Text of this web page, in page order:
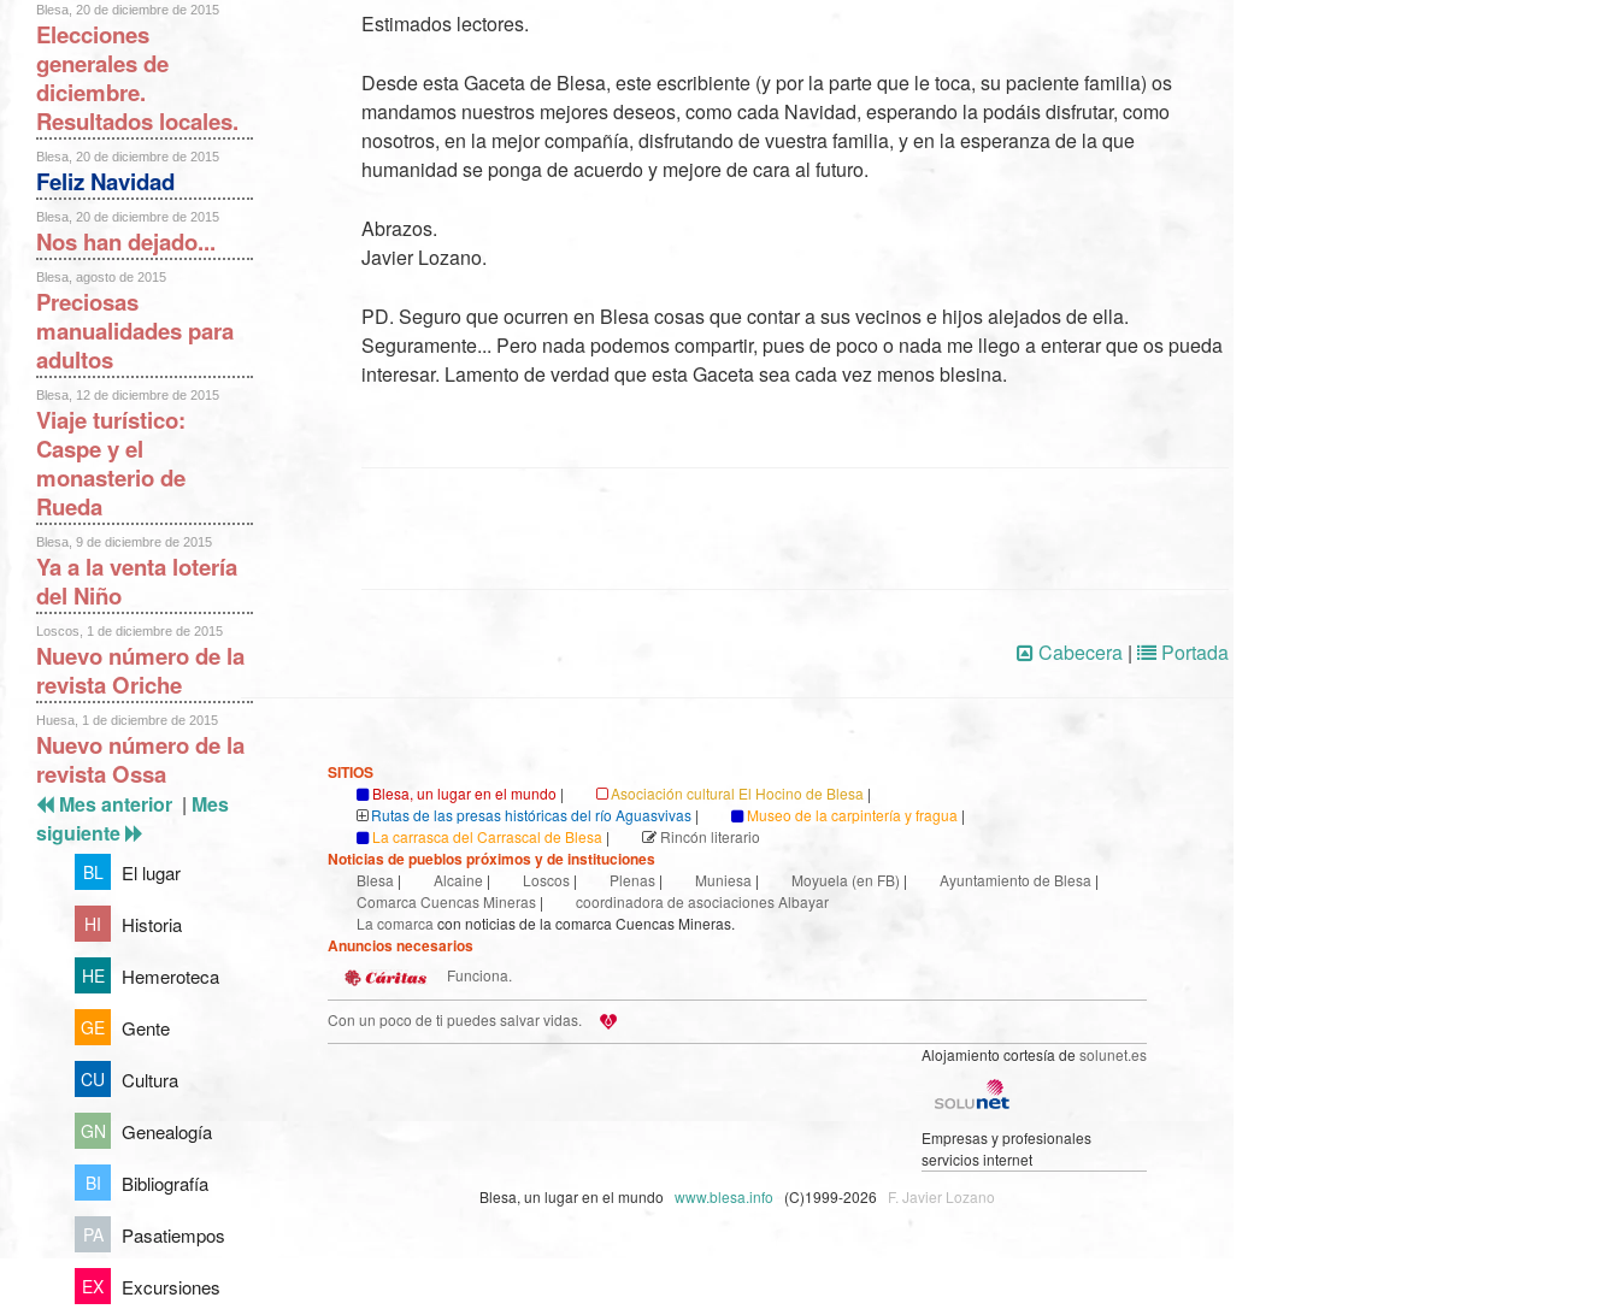
Estimados lectores.
Desde esta Gaceta de Blesa, este escribiente (y por la parte que le toca, su paciente familia) os
mandamos nuestros mejores deseos, como cada Navidad, esperando la podáis disfrutar, como
nosotros, en la mejor compañía, disfrutando de vuestra familia, y en la esperanza de la que
humanidad se ponga de acuerdo y mejore de cara al futuro.
Abrazos.
Javier Lozano.
PD. Seguro que ocurren en Blesa cosas que contar a sus vecinos e hijos alejados de ella.
Seguramente... Pero nada podemos compartir, pues de poco o nada me llego a enterar que os pueda
interesar. Lamento de verdad que esta Gaceta sea cada vez menos blesina.
Cabecera | Portada
Blesa, 20 de diciembre de 2015
Elecciones
generales de
diciembre.
Resultados locales.
Blesa, 20 de diciembre de 2015
Feliz Navidad
Blesa, 20 de diciembre de 2015
Nos han dejado...
Blesa, agosto de 2015
Preciosas
manualidades para
adultos
Blesa, 12 de diciembre de 2015
Viaje turístico:
Caspe y el
monasterio de
Rueda
Blesa, 9 de diciembre de 2015
Ya a la venta lotería
del Niño
Loscos, 1 de diciembre de 2015
Nuevo número de la
revista Oriche
Huesa, 1 de diciembre de 2015
Nuevo número de la
revista Ossa
Mes anterior | Mes
siguiente
BL El lugar
HI Historia
HE Hemeroteca
GE Gente
CU Cultura
GN Genealogía
BI Bibliografía
PA Pasatiempos
EX Excursiones
SITIOS
Blesa, un lugar en el mundo | Asociación cultural El Hocino de Blesa |
Rutas de las presas históricas del río Aguasvivas | Museo de la carpintería y fragua |
La carrasca del Carrascal de Blesa | Rincón literario
Noticias de pueblos próximos y de instituciones
Blesa | Alcaine | Loscos | Plenas | Muniesa | Moyuela (en FB) | Ayuntamiento de Blesa |
Comarca Cuencas Mineras |
coordinadora de asociaciones Albayar
La comarca con noticias de la comarca Cuencas Mineras.
Anuncios necesarios
Funciona.
Con un poco de ti puedes salvar vidas.
Alojamiento cortesía de solunet.es
Empresas y profesionales
servicios internet
Blesa, un lugar en el mundo www.blesa.info (C)1999-2026 F. Javier Lozano